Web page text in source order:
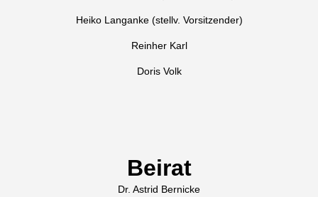
Heiko Langanke (stellv. Vorsitzender)
Reinher Karl
Doris Volk
Beirat
Dr. Astrid Bernicke